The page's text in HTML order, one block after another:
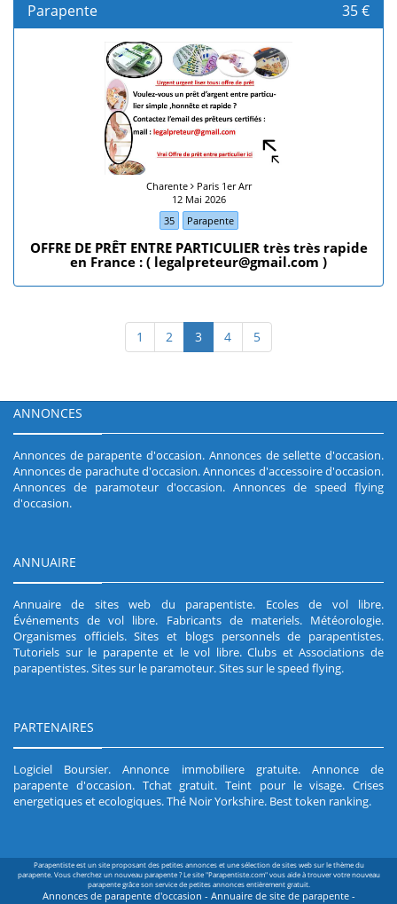
Parapente 35 €
Charente Paris 1er Arr
12 Mai 2026
35
Parapente
OFFRE DE PRÊT ENTRE PARTICULIER très très rapide
en France : ( legalpreteur@gmail.com )
1 2 3 4 5
ANNONCES
Annonces de parapente d'occasion. Annonces de sellette d'occasion.
Annonces de parachute d'occasion.Annonces d'accessoire d'occasion.
Annonces de paramoteur d'occasion. Annonces de speed flying
d'occasion.
ANNUAIRE
Annuaire de sites web du parapentiste. Ecoles de vol libre.
Événements de vol libre. Fabricants de materiels. Météorologie.
Organismes officiels.Sites et blogs personnels de parapentistes.
Tutoriels sur le parapente et le vol libre.Clubs et Associations de
parapentistes.Sites sur le paramoteur.Sites sur le speed flying.
PARTENAIRES
Logiciel Boursier.Annonce immobiliere gratuite. Annonce de
parapente d'occasion. Tchat gratuit. Teint pour le visage. Crises
energetiques et ecologiques.Thé Noir Yorkshire. Best token ranking.
Parapentiste est un site proposant des petites annonces et une sélection de sites web sur le thème du
parapente. Vous cherchez un nouveau parapente ? Le site "Parapentiste.com" vous aide à trouver votre nouveau
parapente grâce son service de petites annonces entièrement gratuit.
Annonces de parapente d'occasion - Annuaire de site de parapente -